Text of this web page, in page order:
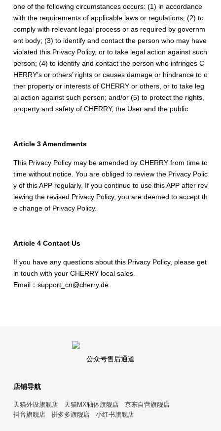
one of the following circumstances occurs: (1) in accordance
with the requirements of applicable laws or regulations; (2) to
comply with relevant legal process or as required by governm
ent body; (3) to identify and contact the person who may have
violated this Privacy Policy, or to take legal action against such
person; (4) to identify and contact the person who infringes C
HERRY’s or others’ rights or causes damage or hindrance to o
ther property or interests of CHERRY or others, or to take leg
al action against such person; and/or (5) to protect the rights,
property and safety of CHERRY, the User and the public.
Article 3 Amendments
This Privacy Policy may be amended by CHERRY from time to
time without notice. You are obliged to review the Privacy Polic
y of this APP regularly. If you continue to use this APP after rev
iewing the revised Privacy Policy, you are deemed to accept th
e change of Privacy Policy.
Article 4 Contact Us
If you have any questions about this Privacy Policy, please get
in touch with your CHERRY local sales.
Email：support_cn@cherry.de
公众号售后通道
店铺导航
天猫外设旗舰店 天猫MX轴体旗舰店
京东自营旗舰店
抖音旗舰店
拼多多旗舰店 小红书旗舰店